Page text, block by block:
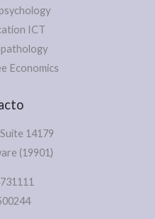
ICT
Economics
14179
(19901)